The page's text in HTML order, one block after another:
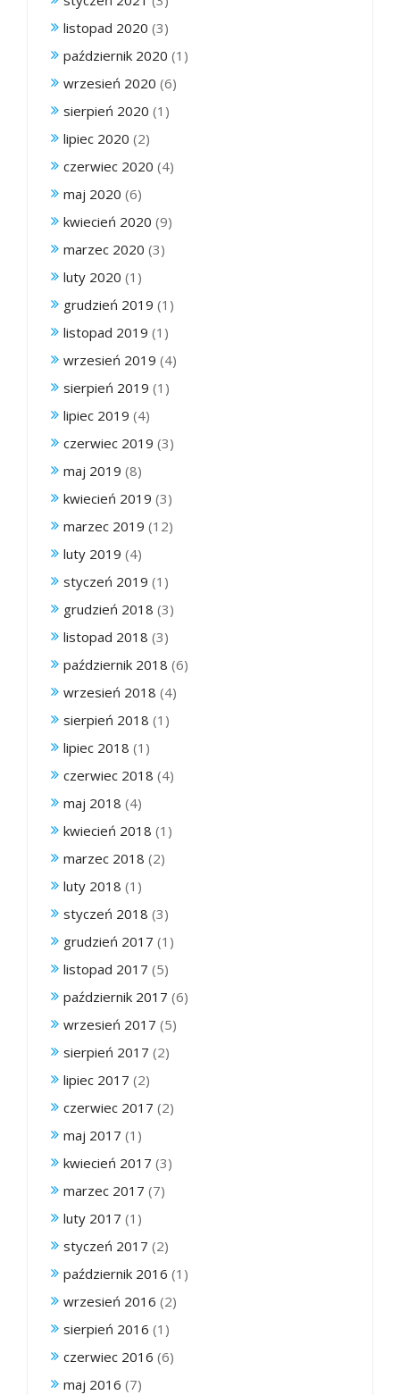
listopad 2020 (3)
październik 2020 (1)
wrzesień 2020 (6)
sierpień 2020 (1)
lipiec 2020 (2)
czerwiec 2020 (4)
maj 2020 (6)
kwiecień 2020 (9)
marzec 2020 (3)
luty 2020 (1)
grudzień 2019 (1)
listopad 2019 (1)
wrzesień 2019 (4)
sierpień 2019 (1)
lipiec 2019 (4)
czerwiec 2019 (3)
maj 2019 (8)
kwiecień 2019 (3)
marzec 2019 (12)
luty 2019 (4)
styczeń 2019 (1)
grudzień 2018 (3)
listopad 2018 (3)
październik 2018 (6)
wrzesień 2018 (4)
sierpień 2018 (1)
lipiec 2018 (1)
czerwiec 2018 (4)
maj 2018 (4)
kwiecień 2018 (1)
marzec 2018 (2)
luty 2018 (1)
styczeń 2018 (3)
grudzień 2017 (1)
listopad 2017 (5)
październik 2017 (6)
wrzesień 2017 (5)
sierpień 2017 (2)
lipiec 2017 (2)
czerwiec 2017 (2)
maj 2017 (1)
kwiecień 2017 (3)
marzec 2017 (7)
luty 2017 (1)
styczeń 2017 (2)
październik 2016 (1)
wrzesień 2016 (2)
sierpień 2016 (1)
czerwiec 2016 (6)
maj 2016 (7)